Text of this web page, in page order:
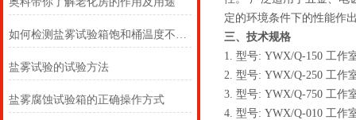
如何检测盐雾试验箱饱和桶温度不达标
盐雾试验的试验方法
盐雾腐蚀试验箱的正确操作方式
定的环境条件下的性能作
三、技术规格
1. 型号: YWX/Q-150 工作
2. 型号: YWX/Q-250 工作
3. 型号: YWX/Q-750 工作
4. 型号: YWX/Q-010 工作